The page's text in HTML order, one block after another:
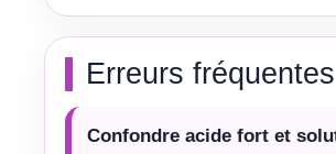
Erreurs fréquentes
Confondre acide fort et